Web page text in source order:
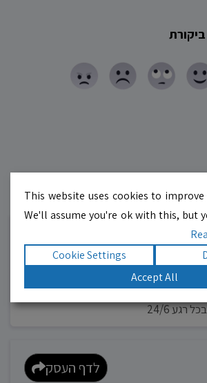
רוצים גם? לחצו כאן
לדף העסק
רגע 24/6
לדף העסק
This website uses cookies to improve
We'll assume you're ok with this, but
Cookie Settings
Accept All